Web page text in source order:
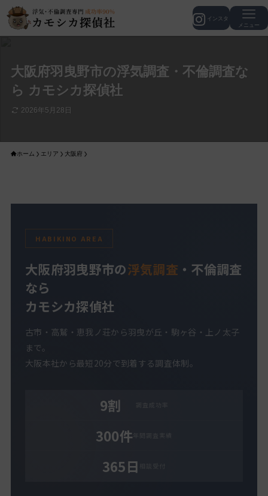
メニュー
大阪府羽曳野市の浮気調査・不倫調査な
ら カモシカ探偵社
2026年5月28日
ホーム エリア 大阪府
HABIKINO AREA
大阪府羽曳野市の浮気調査 ・不倫調査
なら
カモシカ探偵社
古市・高鷲・恵我ノ荘から羽曳が丘・駒ヶ谷・上ノ太子
まで。
大阪本社から最短20分で到着する調査体制。
9割
300件
365日